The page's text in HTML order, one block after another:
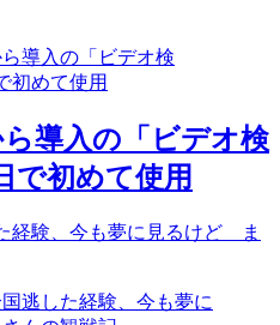
導入の「ビデオ検
初めて使用
経験、今も夢に見るけど ま